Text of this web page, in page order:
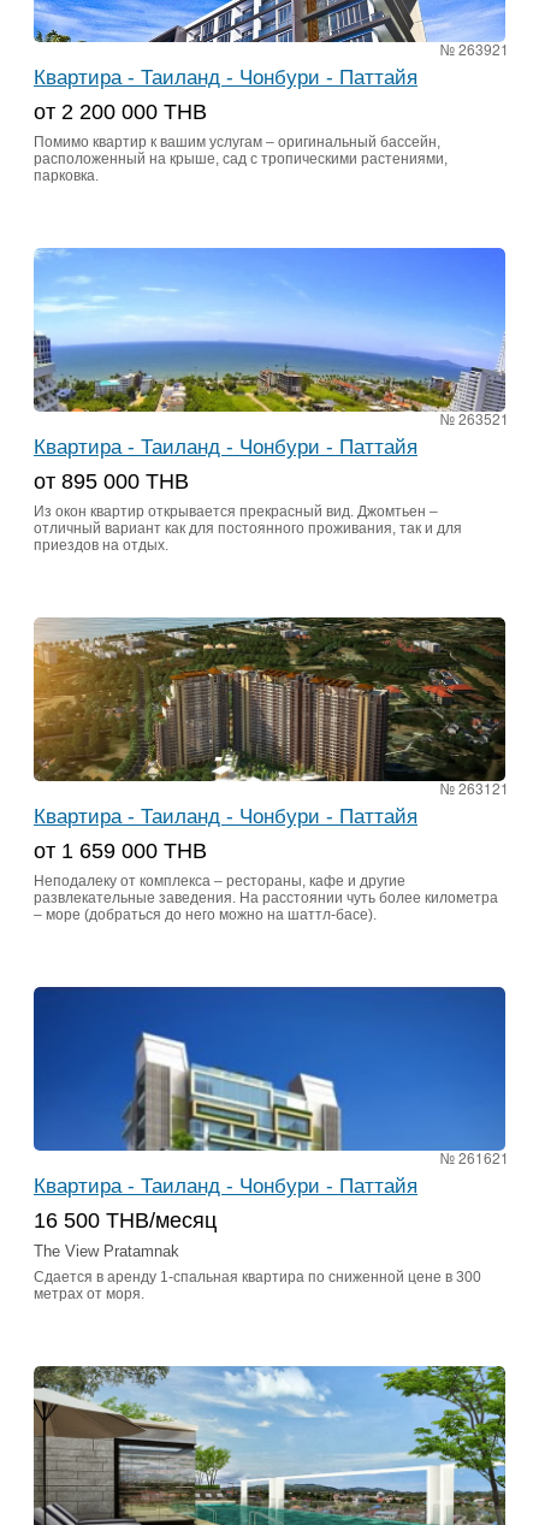
№ 263921
Квартира - Таиланд - Чонбури - Паттайя
от 2 200 000 ТНВ
Помимо квартир к вашим услугам – оригинальный бассейн,
расположенный на крыше, сад с тропическими растениями,
парковка.
№ 263521
Квартира - Таиланд - Чонбури - Паттайя
от 895 000 ТНВ
Из окон квартир открывается прекрасный вид. Джомтьен –
отличный вариант как для постоянного проживания, так и для
приездов на отдых.
№ 263121
Квартира - Таиланд - Чонбури - Паттайя
от 1 659 000 THB
Неподалеку от комплекса – рестораны, кафе и другие
развлекательные заведения. На расстоянии чуть более километра
– море (добраться до него можно на шаттл-басе).
№ 261621
Квартира - Таиланд - Чонбури - Паттайя
16 500 THB/месяц
The View Pratamnak
Сдается в аренду 1-спальная квартира по сниженной цене в 300
метрах от моря.